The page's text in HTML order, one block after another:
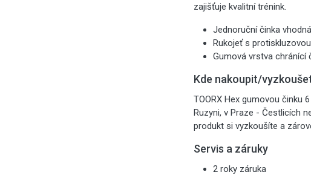
zajišťuje kvalitní trénink.
Jednoruční činka
Rukojeť s
Gumová vrstva chránící
Kde nakoupit/
TOORX Hex gumovou činku
Ruzyni, v Praze - Čestlicích
produkt si vyzkoušíte a
Servis a záruky
2 roky záruka